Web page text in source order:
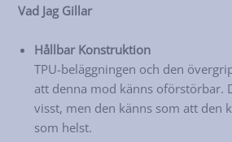
Vad Jag Gillar
Hållbar Konstruktion
TPU-beläggningen och den
att denna mod känns oförstörbar.
visst, men den känns som att den
som helst.